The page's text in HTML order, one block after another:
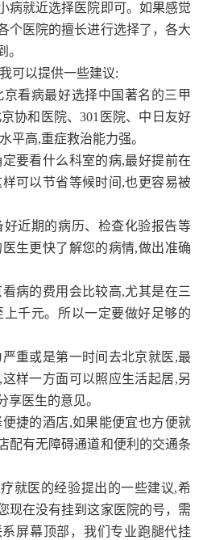
病就近选择医院即可。如果感觉
个医院的擅长进行选择了，各大
。
可以提供一些建议:
看病最好选择中国著名的三甲
协和医院、301医院、中日友好
平高,重症救治能力强。
要看什么科室的病,最好提前在
可以节省等候时间,也更容易被
近期的病历、检查化验报告等
生更快了解您的病情,做出准确
病的费用会比较高,尤其是在三
千元。所以一定要做好足够的
重或是第一时间去北京就医,最
样一方面可以照应生活起居,另
享医生的意见。
捷的酒店,如果能便宜也方便就
配有无障碍通道和便利的交通条
就医的经验提出的一些建议,希
现在没有挂到这家医院的号，需
屏幕顶部，我们专业跑腿代挂